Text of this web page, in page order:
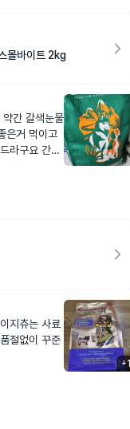
몰바이트 2kg
간 갈색눈물
지츄는 사료
절없이 꾸준
+1